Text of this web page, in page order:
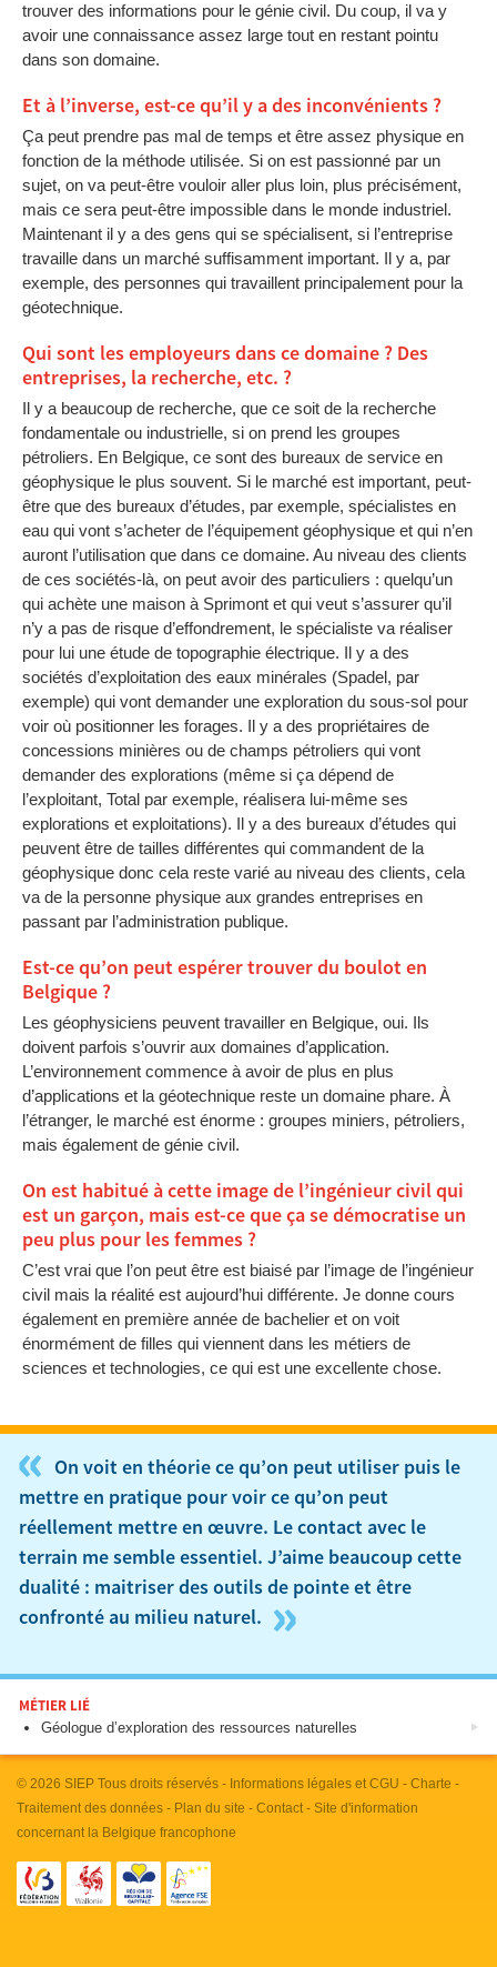
trouver des informations pour le génie civil. Du coup, il va y
avoir une connaissance assez large tout en restant pointu
dans son domaine.
Et à l’inverse, est-ce qu’il y a des inconvénients ?
Ça peut prendre pas mal de temps et être assez physique en
fonction de la méthode utilisée. Si on est passionné par un
sujet, on va peut-être vouloir aller plus loin, plus précisément,
mais ce sera peut-être impossible dans le monde industriel.
Maintenant il y a des gens qui se spécialisent, si l’entreprise
travaille dans un marché suffisamment important. Il y a, par
exemple, des personnes qui travaillent principalement pour la
géotechnique.
Qui sont les employeurs dans ce domaine ? Des
entreprises, la recherche, etc. ?
Il y a beaucoup de recherche, que ce soit de la recherche
fondamentale ou industrielle, si on prend les groupes
pétroliers. En Belgique, ce sont des bureaux de service en
géophysique le plus souvent. Si le marché est important, peut-
être que des bureaux d’études, par exemple, spécialistes en
eau qui vont s’acheter de l’équipement géophysique et qui n’en
auront l’utilisation que dans ce domaine. Au niveau des clients
de ces sociétés-là, on peut avoir des particuliers : quelqu’un
qui achète une maison à Sprimont et qui veut s’assurer qu’il
n’y a pas de risque d’effondrement, le spécialiste va réaliser
pour lui une étude de topographie électrique. Il y a des
sociétés d’exploitation des eaux minérales (Spadel, par
exemple) qui vont demander une exploration du sous-sol pour
voir où positionner les forages. Il y a des propriétaires de
concessions minières ou de champs pétroliers qui vont
demander des explorations (même si ça dépend de
l’exploitant, Total par exemple, réalisera lui-même ses
explorations et exploitations). Il y a des bureaux d’études qui
peuvent être de tailles différentes qui commandent de la
géophysique donc cela reste varié au niveau des clients, cela
va de la personne physique aux grandes entreprises en
passant par l’administration publique.
Est-ce qu’on peut espérer trouver du boulot en
Belgique ?
Les géophysiciens peuvent travailler en Belgique, oui. Ils
doivent parfois s’ouvrir aux domaines d’application.
L’environnement commence à avoir de plus en plus
d’applications et la géotechnique reste un domaine phare. À
l’étranger, le marché est énorme : groupes miniers, pétroliers,
mais également de génie civil.
On est habitué à cette image de l’ingénieur civil qui
est un garçon, mais est-ce que ça se démocratise un
peu plus pour les femmes ?
C’est vrai que l’on peut être est biaisé par l’image de l’ingénieur
civil mais la réalité est aujourd’hui différente. Je donne cours
également en première année de bachelier et on voit
énormément de filles qui viennent dans les métiers de
sciences et technologies, ce qui est une excellente chose.
« On voit en théorie ce qu’on peut utiliser puis le
mettre en pratique pour voir ce qu’on peut
réellement mettre en œuvre. Le contact avec le
terrain me semble essentiel. J’aime beaucoup cette
dualité : maitriser des outils de pointe et être
confronté au milieu naturel. »
MÉTIER LIÉ
Géologue d’exploration des ressources naturelles
© 2026 SIEP Tous droits réservés - Informations légales et CGU - Charte -
Traitement des données - Plan du site - Contact- Site d'information
concernant la Belgique francophone